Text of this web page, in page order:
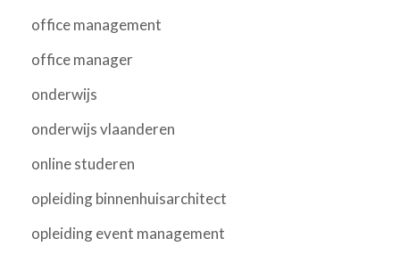
office management
office manager
onderwijs
onderwijs vlaanderen
online studeren
opleiding binnenhuisarchitect
opleiding event management